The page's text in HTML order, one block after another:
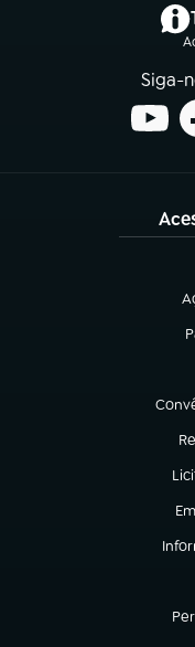
Siga-
(abre